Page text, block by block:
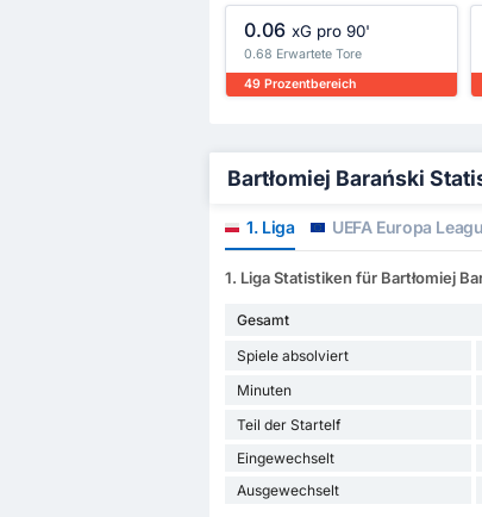
0.06 xG pro 90'
0.68 Erwartete Tore
49 Prozentbereich
Bartłomiej Barański
1. Liga UEFA Europa
1. Liga Statistiken für Bartłomiej
Gesamt
Spiele absolviert
Minuten
Teil der Startelf
Eingewechselt
Ausgewechselt